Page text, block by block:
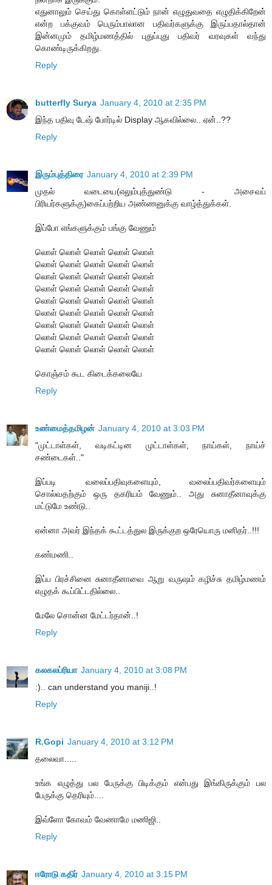
எதுனாலும் செய்து கொள்ளட்டும் நான் எழுதுவதை எழுதிக்கிறேன்
என்ற பக்குவம் பெரும்பாலான பதிவர்களுக்கு இருப்பதால்தான்
இன்னமும் தமிழ்மணத்தில் புதுப்புது பதிவர் வரவுகள் வந்து
கொண்டிருக்கிறது.
Reply
butterfly Surya January 4, 2010 at 2:35 PM
இந்த பதிவு டேஷ் போர்டில் Display ஆகவில்லை.. ஏன்..??
Reply
இரும்புத்திரை January 4, 2010 at 2:39 PM
முதல் வடையை(எலும்புத்துண்டு - அசைவப்
பிரியர்களுக்கு)கைப்பற்றிய அண்ணனுக்கு வாழ்த்துக்கள்.
இப்போ எங்களுக்கும் பங்கு வேணும்
லொள் லொள் லொள் லொள் லொள்
லொள் லொள் லொள் லொள் லொள்
லொள் லொள் லொள் லொள் லொள்
லொள் லொள் லொள் லொள் லொள்
லொள் லொள் லொள் லொள் லொள்
லொள் லொள் லொள் லொள் லொள்
லொள் லொள் லொள் லொள் லொள்
லொள் லொள் லொள் லொள் லொள்
லொள் லொள் லொள் லொள் லொள்
கொஞ்சம் கூட கிடைக்கலையே
Reply
உண்மைத்தமிழன் January 4, 2010 at 3:03 PM
"முட்டாள்கள், வடிகட்டின முட்டாள்கள், நாய்கள், நாய்ச்
சண்டைகள்.."
இப்படி வலைப்பதிவுகளையும், வலைப்பதிவர்களையும்
சொல்வதற்கும் ஒரு தகரியம் வேணும்.. அது சுனாதீனாவுக்கு
மட்டுமே உண்டு..
ஏன்னா அவர் இந்தக் கூட்டத்துல இருக்குற ஒரேயொரு மனிதர்..!!!
கண்மணி..
இப்ப பிரச்சினை சுனாதீனாவை ஆறு வருஷம் கழிச்சு தமிழ்மணம்
எழுதக் கூப்பிட்டதில்லை..
மேலே சொன்ன மேட்டர்தான்..!
Reply
கலகலப்ரியா January 4, 2010 at 3:08 PM
:).. can understand you maniji..!
Reply
R.Gopi January 4, 2010 at 3:12 PM
தலைவா.....
உங்க எழுத்து பல பேருக்கு பிடிக்கும் என்பது இங்கிருக்கும் பல
பேருக்கு தெரியும்....
இவ்ளோ கோவம் வேணாமே மணிஜி..
Reply
ஈரோடு கதிர் January 4, 2010 at 3:15 PM